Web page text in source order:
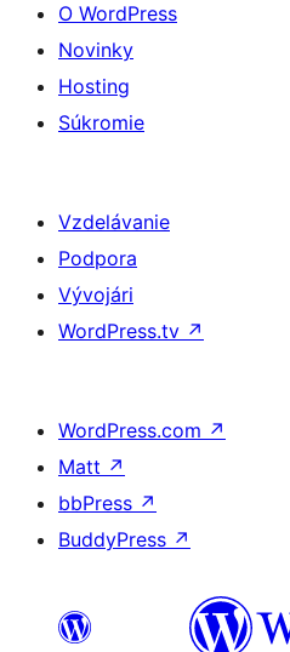
O WordPress
Novinky
Hosting
Súkromie
Vzdelávanie
Podpora
Vývojári
WordPress.tv ↗
WordPress.com ↗
Matt ↗
bbPress ↗
BuddyPress ↗